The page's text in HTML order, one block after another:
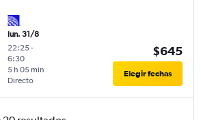
lun. 31/8
22:25-
6:30
Directo
5 h 05 min
$645
Elegir fechas